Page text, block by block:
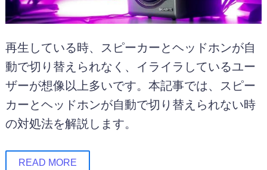
再生している時、スピーカーとヘッドホンが自
動で切り替えられなく、イライラしているユー
ザーが想像以上多いです。本記事では、スピー
カーとヘッドホンが自動で切り替えられない時
の対処法を解説します。
READ MORE